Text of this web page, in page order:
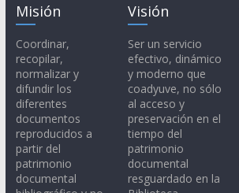
Misión
Coordinar,
recopilar,
normalizar y
difundir los
diferentes
documentos
reproducidos a
partir del
patrimonio
documental
Visión
Ser un servicio
efectivo, dinámico
y moderno que
coadyuve, no sólo
al acceso y
preservación en el
tiempo del
patrimonio
documental
resguardado en la